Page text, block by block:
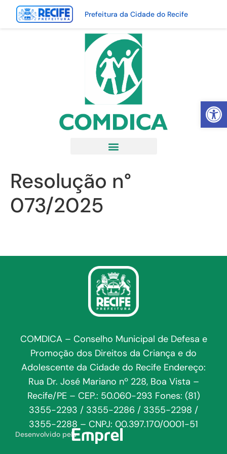
Abrir
Prefeitura da Cidade do Recife
Resolução n°
073/2025
COMDICA – Conselho Municipal de Defesa e
Promoção dos Direitos da Criança e do
Adolescente da Cidade do Recife Endereço:
Rua Dr. José Mariano nº 228, Boa Vista –
Recife/PE – CEP.: 50.060-293 Fones: (81)
3355-2293 / 3355-2286 / 3355-2298 /
3355-2288 – CNPJ: 00.397.170/0001-51
Desenvolvido pela